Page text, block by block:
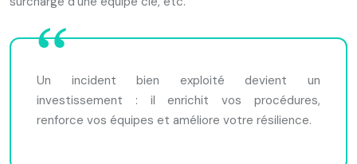
Un incident bien exploité devient un
investissement : il enrichit vos procédures,
renforce vos équipes et améliore votre résilience.